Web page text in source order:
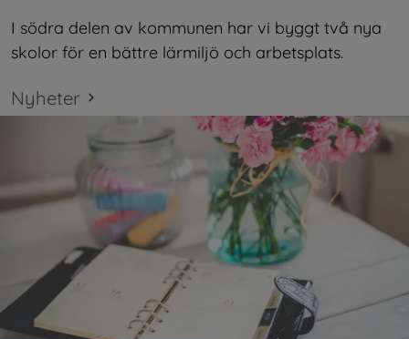
I södra delen av kommunen har vi byggt två nya
skolor för en bättre lärmiljö och arbetsplats.
Nyheter